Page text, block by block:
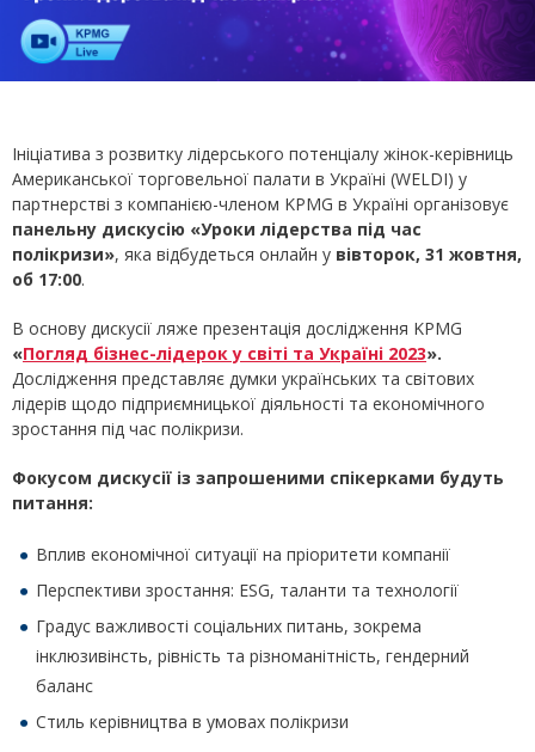
Ініціатива з розвитку лідерського потенціалу жінок-керівниць
Американської торговельної палати в Україні (WELDI) у
партнерстві з компанією-членом KPMG в Україні організовує
панельну дискусію «Уроки лідерства під час
полікризи», яка відбудеться онлайн у вівторок, 31 жовтня,
об 17:00.
В основу дискусії ляже презентація дослідження KPMG
«Погляд бізнес-лідерок у світі та Україні 2023».
Дослідження представляє думки українських та світових
лідерів щодо підприємницької діяльності та економічного
зростання під час полікризи.
Фокусом дискусії із запрошеними спікерками будуть
питання:
Вплив економічної ситуації на пріоритети компанії
Перспективи зростання: ESG, таланти та технології
Градус важливості соціальних питань, зокрема
інклюзивінсть, рівність та різноманітність, гендерний
баланс
Стиль керівництва в умовах полікризи